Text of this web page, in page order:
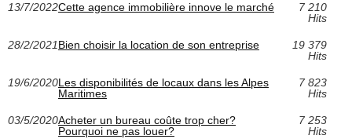
13/7/2022Cette agence immobilière innove le marché
7 210
Hits
28/2/2021Bien choisir la location de son entreprise
19 379
Hits
19/6/2020Les disponibilités de locaux dans les Alpes
Maritimes
7 823
Hits
03/5/2020Acheter un bureau coûte trop cher?
Pourquoi ne pas louer?
7 253
Hits